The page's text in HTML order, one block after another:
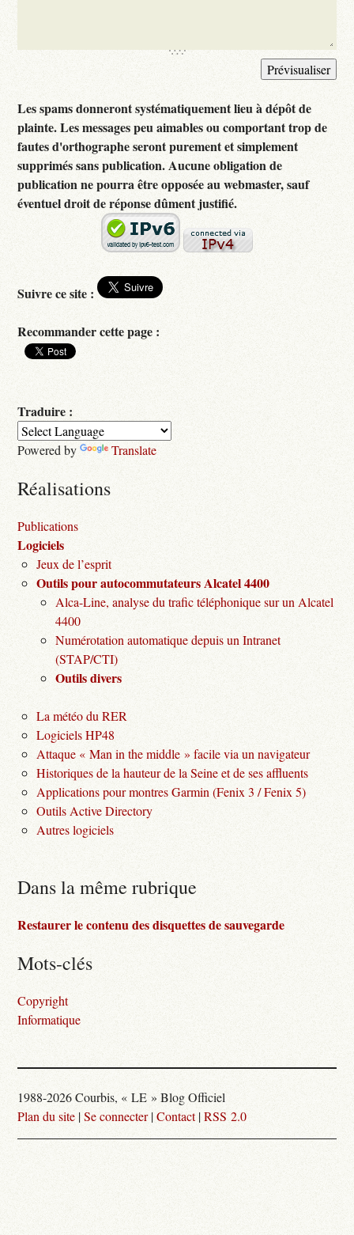
Les spams donneront systématiquement lieu à dépôt de
plainte. Les messages peu aimables ou comportant trop de
fautes d'orthographe seront purement et simplement
supprimés sans publication. Aucune obligation de
publication ne pourra être opposée au webmaster, sauf
éventuel droit de réponse dûment justifié.
Suivre ce site :
Recommander cette page :
Traduire :
Powered by Translate
Réalisations
Publications
Logiciels
Jeux de l’esprit
Outils pour autocommutateurs Alcatel 4400
Alca-Line, analyse du trafic téléphonique sur un Alcatel
4400
Numérotation automatique depuis un Intranet
(STAP/CTI)
Outils divers
La météo du RER
Logiciels HP48
Attaque « Man in the middle » facile via un navigateur
Historiques de la hauteur de la Seine et de ses affluents
Applications pour montres Garmin (Fenix 3 / Fenix 5)
Outils Active Directory
Autres logiciels
Dans la même rubrique
Restaurer le contenu des disquettes de sauvegarde
Mots-clés
Copyright
Informatique
1988-2026 Courbis, « LE » Blog Officiel
Plan du site |Se connecter|Contact|RSS 2.0